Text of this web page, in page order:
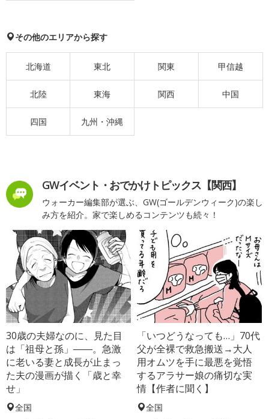
その他のエリアから探す
北海道 東北 関東 甲信越
北陸 東海 関西 中国
四国 九州・沖縄
GWイベント・おでかけトピックス【関西】
ウォーカー編集部が選ぶ、GW(ゴールデンウィーク)の楽し
み方を紹介。家で楽しめるコンテンツも続々！
30歳の夫婦なのに、見た目
は「祖母と孫」――。急激
に老いる妻と成長が止まっ
た夫の漫画が描く「歳と幸
せ」
全国
「いつどうなっても…」70代
父が全裸で救急搬送→大人
用オムツを手に最悪を覚悟
するアラサー娘の痛切な実
情【作者に聞く】
全国